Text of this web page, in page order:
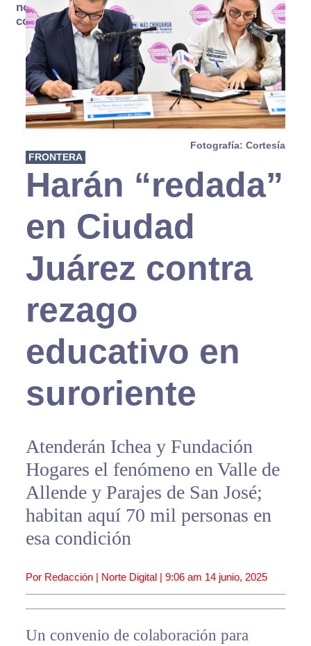
no se
consume
Fotografía: Cortesía
FRONTERA
Harán “redada”
en Ciudad
Juárez contra
rezago
educativo en
suroriente
Atenderán Ichea y Fundación
Hogares el fenómeno en Valle de
Allende y Parajes de San José;
habitan aquí 70 mil personas en
esa condición
Por Redacción | Norte Digital | 9:06 am 14 junio, 2025
Un convenio de colaboración para